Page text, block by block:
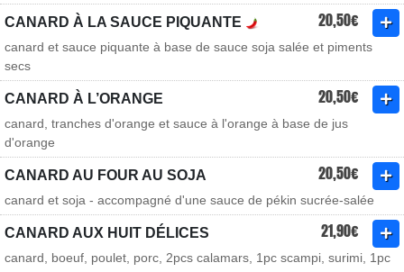
CANARD À LA SAUCE PIQUANTE 20,50€
canard et sauce piquante à base de sauce soja salée et piments
secs
CANARD À L’ORANGE 20,50€
canard, tranches d'orange et sauce à l'orange à base de jus
d'orange
CANARD AU FOUR AU SOJA 20,50€
canard et soja - accompagné d'une sauce de pékin sucrée-salée
CANARD AUX HUIT DÉLICES 21,90€
canard, boeuf, poulet, porc, 2pcs calamars, 1pc scampi, surimi, 1pc